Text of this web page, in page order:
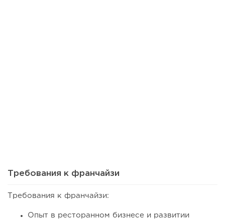
Требования к франчайзи
Требования к франчайзи:
Опыт в ресторанном бизнесе и развитии